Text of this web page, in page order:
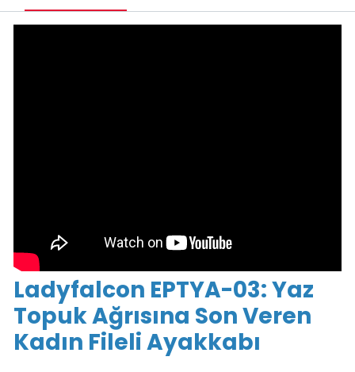
Ladyfalcon EPTYA-03: Yaz
Topuk Ağrısına Son Veren
Kadın Fileli Ayakkabı